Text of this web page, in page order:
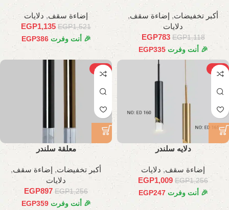
أكبر تخفيضات, إضاءة سقف,
دلايات
EGP1,118
EGP783
🎉 أنت وفرت EGP335
إضاءة سقف, دلايات
EGP1,521
EGP1,135
🎉 أنت وفرت EGP386
-20%
دلايه سلندر
إضاءة سقف, دلايات
EGP1,256
EGP1,009
🎉 أنت وفرت EGP247
-29%
معلقة سلندر
أكبر تخفيضات, إضاءة سقف,
دلايات
EGP1,256
EGP897
🎉 أنت وفرت EGP359